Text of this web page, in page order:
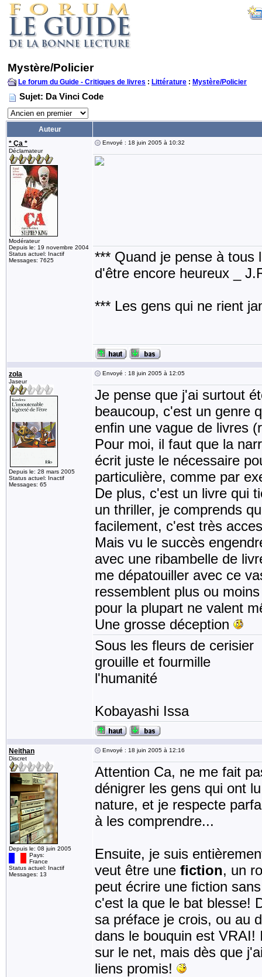
Mystère/Policier
Le forum du Guide - Critiques de livres : Littérature : Mystère/Policier
Sujet: Da Vinci Code
Auteur
* Ça *
Déclamateur
Modérateur
Depuis le: 19 novembre 2004
Status actuel: Inactif
Messages: 7625
Envoyé : 18 juin 2005 à 10:32
*** Quand je pense à tous
d'être encore heureux _
*** Les gens qui ne rient
zola
Jaseur
Depuis le: 28 mars 2005
Status actuel: Inactif
Messages: 65
Envoyé : 18 juin 2005 à 12:05
Je pense que j'ai surtout
beaucoup, c'est un genre
enfin une vague de livres
Pour moi, il faut que la
écrit juste le nécessaire
particulière, comme par
De plus, c'est un livre qui
un thriller, je comprends
facilement, c'est très
Mais vu le succès
avec une ribambelle de
me dépatouiller avec ce
ressemblent plus ou
pour la plupart ne valent
Une grosse déception
Sous les fleurs de cerisier
grouille et fourmille
l'humanité
Kobayashi Issa
Neithan
Discret
Depuis le: 08 juin 2005
Pays:
France
Status actuel: Inactif
Messages: 13
Envoyé : 18 juin 2005 à 12:16
Attention Ca, ne me fait
dénigrer les gens qui ont
nature, et je respecte
à les comprendre...
Ensuite, je suis
veut être une fiction, un
peut écrire une fiction
c'est la que le bat blesse!
sa préface je crois, ou au
dans le bouquin est
sur le net, mais dès que
liens promis!